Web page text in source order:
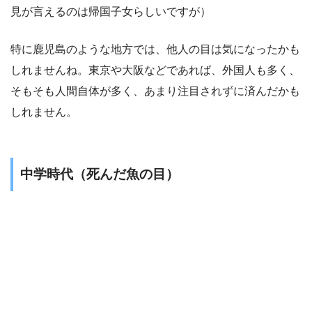
見が言えるのは帰国子女らしいですが）
特に鹿児島のような地方では、他人の目は気になったかも
しれませんね。東京や大阪などであれば、外国人も多く、
そもそも人間自体が多く、あまり注目されずに済んだかも
しれません。
中学時代（死んだ魚の目）